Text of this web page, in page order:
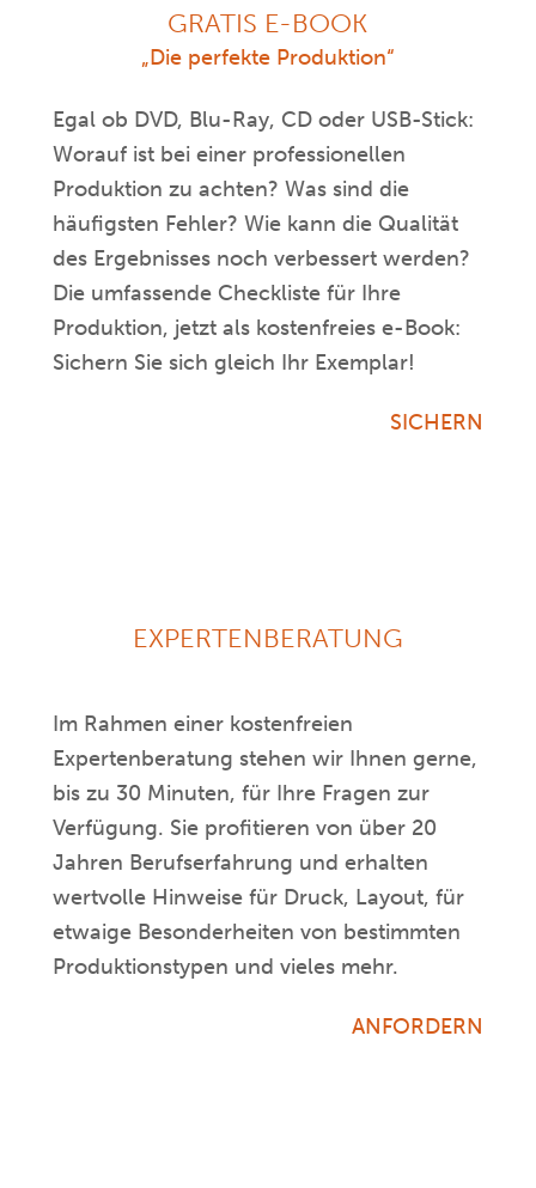
GRATIS E-BOOK
„Die perfekte Produktion“
Egal ob DVD, Blu-Ray, CD oder USB-Stick:
Worauf ist bei einer professionellen
Produktion zu achten? Was sind die
häufigsten Fehler? Wie kann die Qualität
des Ergebnisses noch verbessert werden?
Die umfassende Checkliste für Ihre
Produktion, jetzt als kostenfreies e-Book:
Sichern Sie sich gleich Ihr Exemplar!
SICHERN
EXPERTENBERATUNG
Im Rahmen einer kostenfreien
Expertenberatung stehen wir Ihnen gerne,
bis zu 30 Minuten, für Ihre Fragen zur
Verfügung. Sie profitieren von über 20
Jahren Berufserfahrung und erhalten
wertvolle Hinweise für Druck, Layout, für
etwaige Besonderheiten von bestimmten
Produktionstypen und vieles mehr.
ANFORDERN